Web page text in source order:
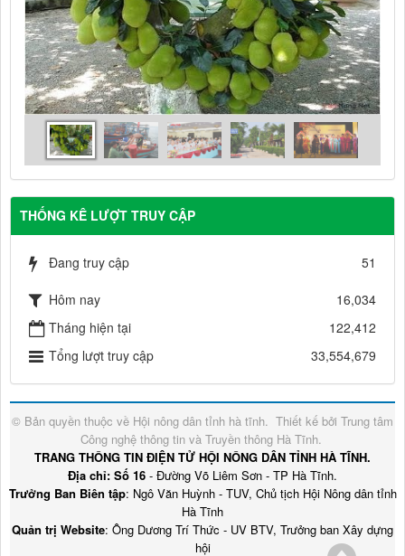
THỐNG KÊ LƯỢT TRUY CẬP
Đang truy cập 51
Hôm nay
16,034
Tháng hiện tại
122,412
Tổng lượt truy cập
33,554,679
© Bản quyền thuộc về Hội nông dân tỉnh hà tĩnh. Thiết kế bởi Trung tâm
Công nghệ thông tin và Truyền thông Hà Tĩnh.
TRANG THÔNG TIN ĐIỆN TỬ HỘI NÔNG DÂN TỈNH HÀ TĨNH.
Địa chỉ: Số 16 - Đường Võ Liêm Sơn - TP Hà Tĩnh.
Trưởng Ban Biên tập: Ngô Văn Huỳnh - TUV, Chủ tịch Hội Nông dân tỉnh
Hà Tĩnh
Quản trị Website: Ông Dương Trí Thức - UV BTV, Trưởng ban Xây dựng
hội